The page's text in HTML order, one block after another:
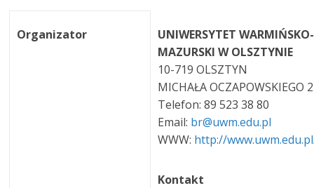
Organizator
UNIWERSYTET WARMIŃSKO-
MAZURSKI W OLSZTYNIE
10-719 OLSZTYN
MICHAŁA OCZAPOWSKIEGO 2
Telefon: 89 523 38 80
Email: br@uwm.edu.pl
WWW: http://
Kontakt